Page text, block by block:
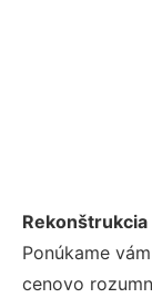
Ponúkame
cenovo